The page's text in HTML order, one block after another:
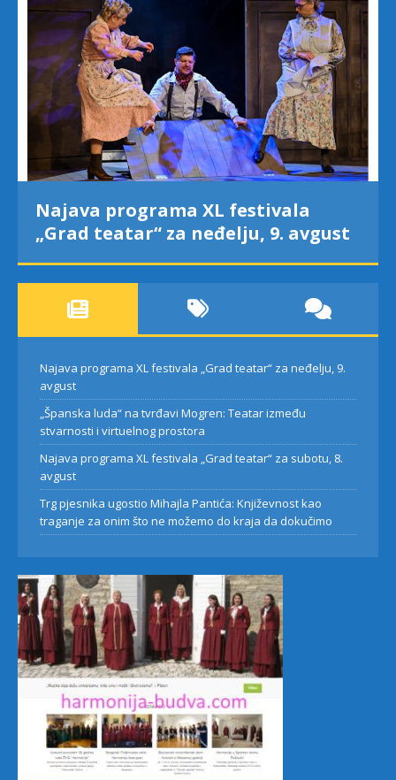
Najava programa XL festivala
„Grad teatar“ za neđelju, 9. avgust
Najava programa XL festivala „Grad teatar“ za neđelju, 9.
avgust
„Španska luda“ na tvrđavi Mogren: Teatar između
stvarnosti i virtuelnog prostora
Najava programa XL festivala „Grad teatar“ za subotu, 8.
avgust
Trg pjesnika ugostio Mihajla Pantića: Književnost kao
traganje za onim što ne možemo do kraja da dokučimo